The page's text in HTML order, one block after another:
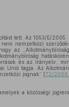
tett. Az 1053/E/2005.
nemzetközi
az
és az Irányelv,
Unió tagja. Az
jognak” [72/2006.
a közösségi